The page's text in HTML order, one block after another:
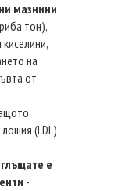
мазнини
тон),
на
от
(LDL)
е
-